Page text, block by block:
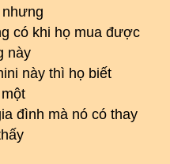
có khi họ mua được
này
này thì họ biết
đình mà nó có thay